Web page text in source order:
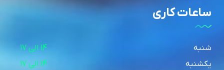
ساعات کاری
شنبه
یکشنبه